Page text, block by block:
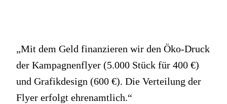
„Mit dem Geld finanzieren wir den Öko-Druck
der Kampagnenflyer (5.000 Stück für 400 €)
und Grafikdesign (600 €). Die Verteilung der
Flyer erfolgt ehrenamtlich.“